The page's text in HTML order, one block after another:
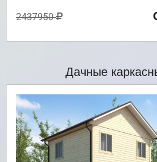
2437950
Дачные